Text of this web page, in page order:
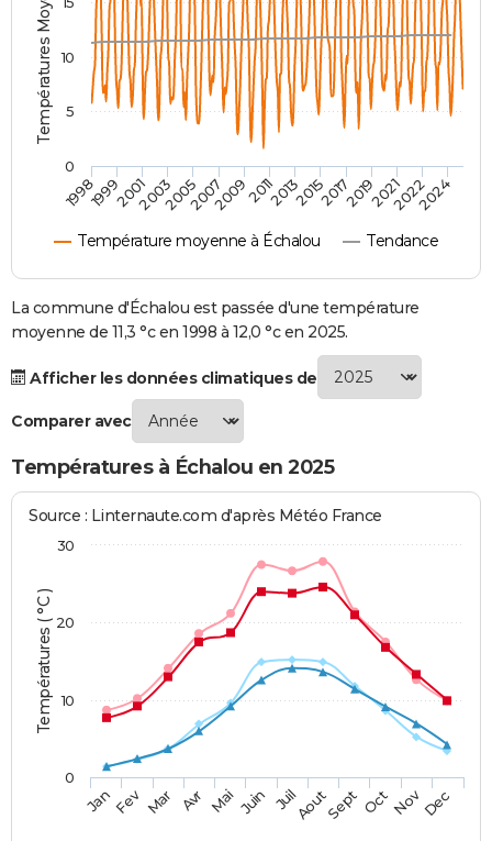
Destinations
City break
Voyage nature
Voyage de noces
Forum
Climat
PHOTO
GUIDES D'ACHAT
BONS PLANS
CARTE DE VOEUX
Carte de Noël
Carte Bonne année
Carte Saint-Valentin
Carte Pâques
Carte d'anniversaire
DICTIONNAIRE
Dictionnaire
Biographies
Citations
Expressions
Proverbes
PROGRAMME TV
S'inscrire
Se connecter
Lycées
Collèges
Primaires
Universités
Entreprises
Service militaire
Avis de recherche
AVIS DE DÉCÈS
FORUM
Bricolage
Lifestyle
Culture
Sport
Auto
Television
Voyage
Cinema
Température moyenne à Échalou Tendance
199819992001200320052007200920112013201520172019202120222024
0
5
10
La commune d'Échalou est passée d'une température
moyenne de 11,3 °c en 1998 à 12,0 °c en 2025.
Afficher les données climatiques de
Comparer avec
Températures à Échalou en 2025
Températures ( °C )
Source : Linternaute.com d'après Météo France
JanFev Mar Avr Mai Juin JuilAoutSept OctNovDec
0
10
20
30